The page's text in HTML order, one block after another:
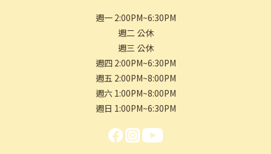
週一 2:00PM~6:30PM
週二 公休
週三 公休
週四 2:00PM~6:30PM
週五 2:00PM~8:00PM
週六 1:00PM~8:00PM
週日 1:00PM~6:30PM